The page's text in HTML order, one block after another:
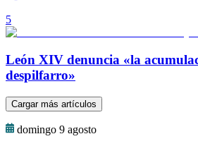
5
León XIV denuncia «la
despilfarro»
Cargar más artículos
domingo 9 agosto